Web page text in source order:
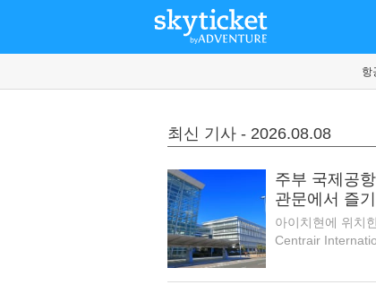
항
최신 기사 - 2026.08.08
주부 국제공
관문에서 즐
아이치현에 위치
Centrair